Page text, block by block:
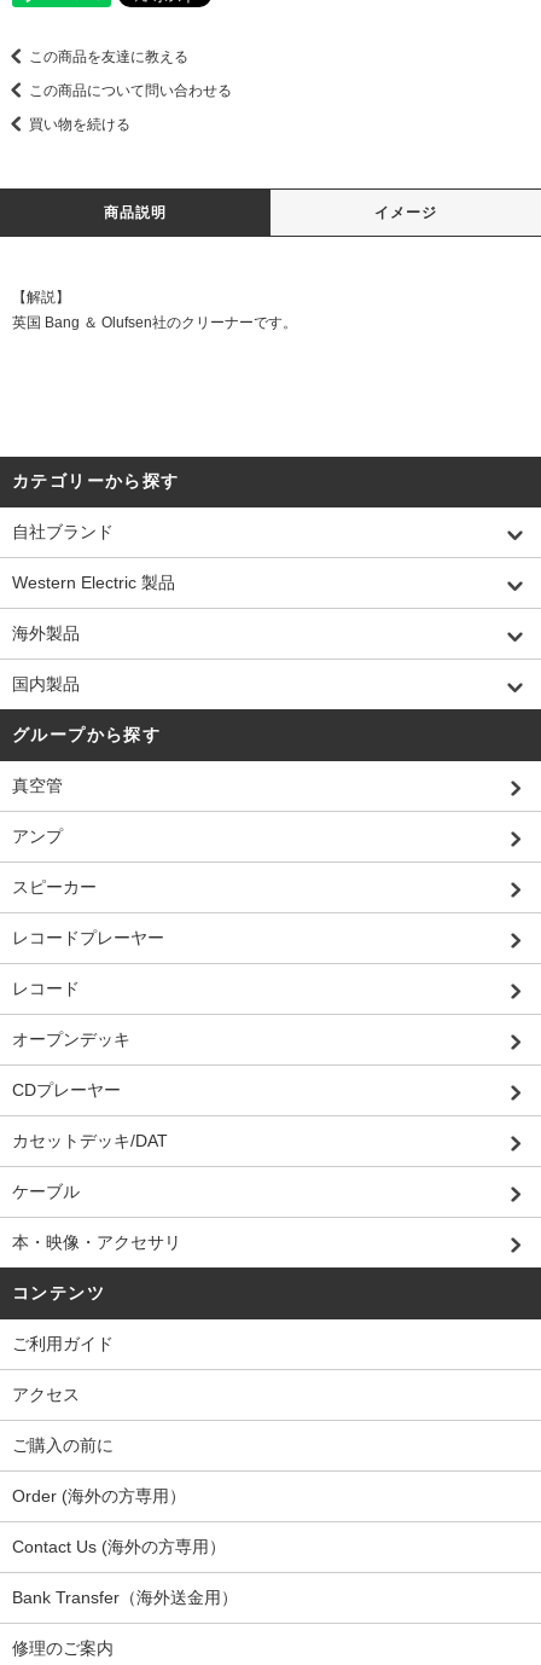
この商品を友達に教える
この商品について問い合わせる
買い物を続ける
商品説明 イメージ
【解説】
英国 Bang ＆ Olufsen社のクリーナーです。
カテゴリーから探す
自社ブランド
Western Electric 製品
海外製品
国内製品
グループから探す
真空管
アンプ
スピーカー
レコードプレーヤー
レコード
オープンデッキ
CDプレーヤー
カセットデッキ/DAT
ケーブル
本・映像・アクセサリ
コンテンツ
ご利用ガイド
アクセス
ご購入の前に
Order (海外の方専用）
Contact Us (海外の方専用）
Bank Transfer（海外送金用）
修理のご案内